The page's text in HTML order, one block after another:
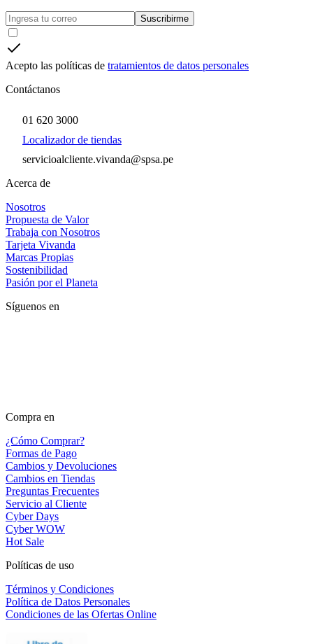
Suscribirme
Acepto las políticas de tratamientos de datos personales
Contáctanos
01 620 3000
Localizador de tiendas
servicioalcliente.vivanda@spsa.pe
Acerca de
Nosotros
Propuesta de Valor
Trabaja con Nosotros
Tarjeta Vivanda
Marcas Propias
Sostenibilidad
Pasión por el Planeta
Síguenos en
Compra en
¿Cómo Comprar?
Formas de Pago
Cambios y Devoluciones
Cambios en Tiendas
Preguntas Frecuentes
Servicio al Cliente
Cyber Days
Cyber WOW
Hot Sale
Políticas de uso
Términos y Condiciones
Política de Datos Personales
Condiciones de las Ofertas Online